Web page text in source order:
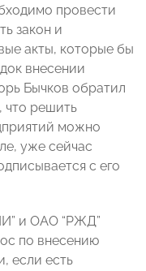
провести
закон и
акты, которые бы
внесении
Бычков обратил
что решить
можно
уже сейчас
с его
и ОАО “РЖД”
по внесению
если есть